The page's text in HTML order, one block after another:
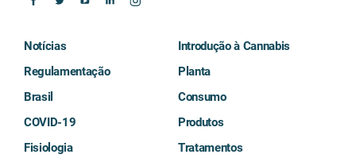
Notícias
Regulamentação
Brasil
COVID-19
Introdução à Cannabis
Planta
Consumo
Produtos
Fisiologia
Tratamentos